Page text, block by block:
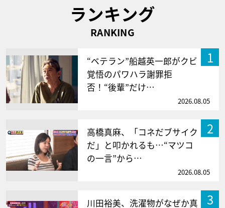
ランキング
RANKING
1
“ベテラン”船越英一郎がクビ
覚悟のパワハラ謝罪拒
否！“後輩”だけ…
2026.08.05
2
高橋真麻、「コネだブサイク
だ」と叩かれるも…“マツコ
の一言”から…
2026.08.05
3
川田裕美、洗濯物がなぜか真